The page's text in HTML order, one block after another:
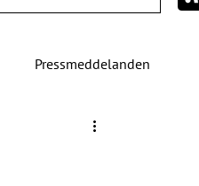
Pressmeddelanden